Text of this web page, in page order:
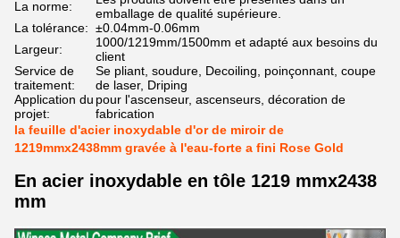
La norme:
emballage de qualité supérieure.
La tolérance: ±0.04mm-0.06mm
Largeur:
1000/1219mm/1500mm et adapté aux besoins du
client
Service de
traitement:
Se pliant, soudure, Decoiling, poinçonnant, coupe
de laser, Driping
Application du
projet:
pour l'ascenseur, ascenseurs, décoration de
fabrication
la feuille d'acier inoxydable d'or de miroir de
1219mmx2438mm gravée à l'eau-forte a fini Rose Gold
En acier inoxydable en tôle 1219 mmx2438
mm